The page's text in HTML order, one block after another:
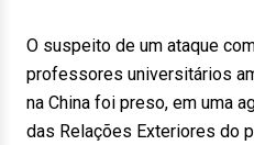
O suspeito de um ataque
professores universitários
na China foi preso, em uma
das Relações Exteriores do